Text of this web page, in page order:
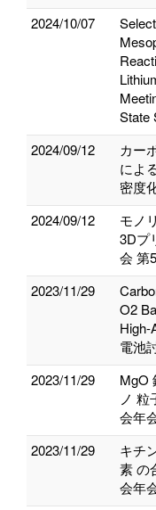
2024/10/07
State
2024/09/12
カー
によ
密度
2024/09/12
モノ
3Dプ
会 第
2023/11/29
O2
High-
電池
2023/11/29
MgO
ノ
会年
2023/11/29
キチ
素 の
会年